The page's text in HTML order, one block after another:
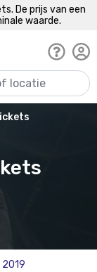
De prijs van een
waarde.